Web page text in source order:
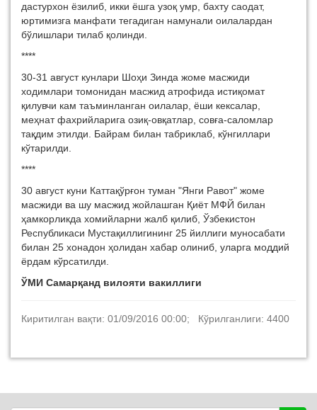
дастурхон ёзилиб, икки ёшга узоқ умр, бахту саодат,
юртимизга манфати тегадиган намунали оилалардан
бўлишлари тилаб қолинди.
****
30-31 август кунлари Шоҳи Зинда жоме масжиди
ходимлари томонидан масжид атрофида истиқомат
қилувчи кам таъминланган оилалар, ёши кексалар,
меҳнат фахрийларига озиқ-овқатлар, совға-саломлар
тақдим этилди. Байрам билан табриклаб, кўнгиллари
кўтарилди.
****
30 август куни Каттақўрғон туман "Янги Равот" жоме
масжиди ва шу масжид жойлашган Қиёт МФЙ билан
ҳамкорликда хомийларни жалб қилиб, Ўзбекистон
Республикаси Мустақиллигининг 25 йиллиги муносабати
билан 25 хонадон ҳолидан хабар олиниб, уларга моддий
ёрдам кўрсатилди.
ЎМИ Самарқанд вилояти вакиллиги
Киритилган вақти: 01/09/2016 00:00; Кўрилганлиги: 4400